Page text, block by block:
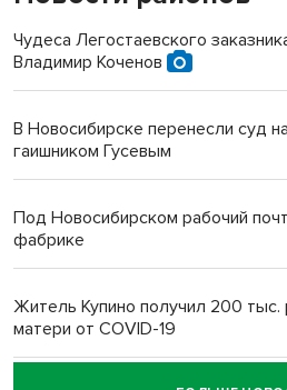
Чудеса Легостаевского
Владимир Коченов
В Новосибирске перенесли суд
гаишником Гусевым
Под Новосибирском рабочий
фабрике
Житель Купино получил 200 тыс.
матери от COVID-19